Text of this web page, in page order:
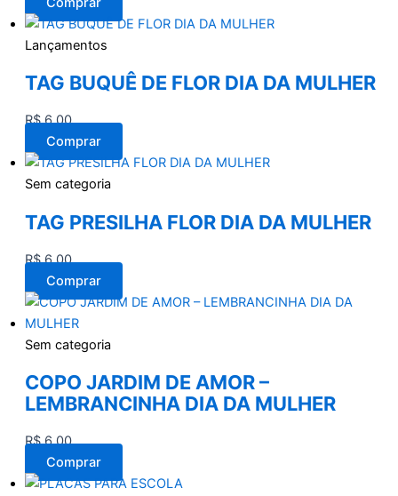
Lançamentos
TAG BUQUÊ DE FLOR DIA DA MULHER
R$6,00
Comprar
Sem categoria
TAG PRESILHA FLOR DIA DA MULHER
R$6,00
Comprar
Sem categoria
COPO JARDIM DE AMOR –
LEMBRANCINHA DIA DA MULHER
R$6,00
Comprar